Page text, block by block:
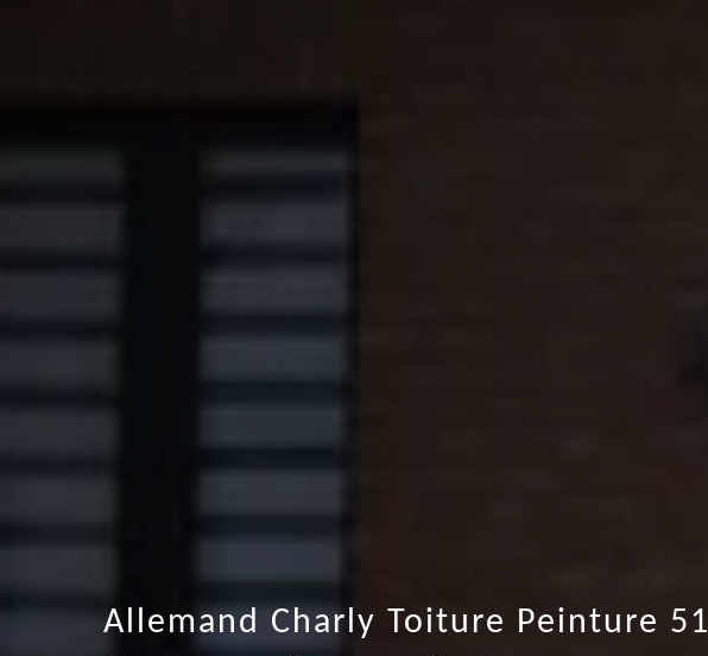
Allemand Charly Toiture Peinture 51